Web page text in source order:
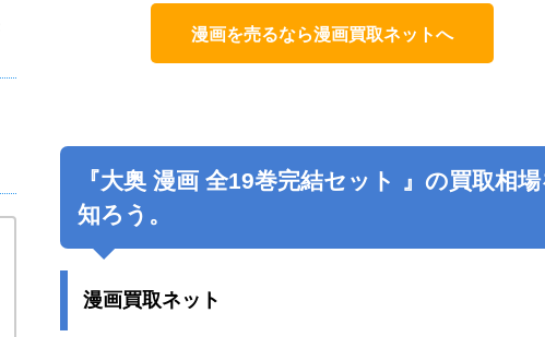
漫画を売るなら漫画買取ネットへ
『大奥 漫画 全19巻完結セット 』の買取相
知ろう。
漫画買取ネット